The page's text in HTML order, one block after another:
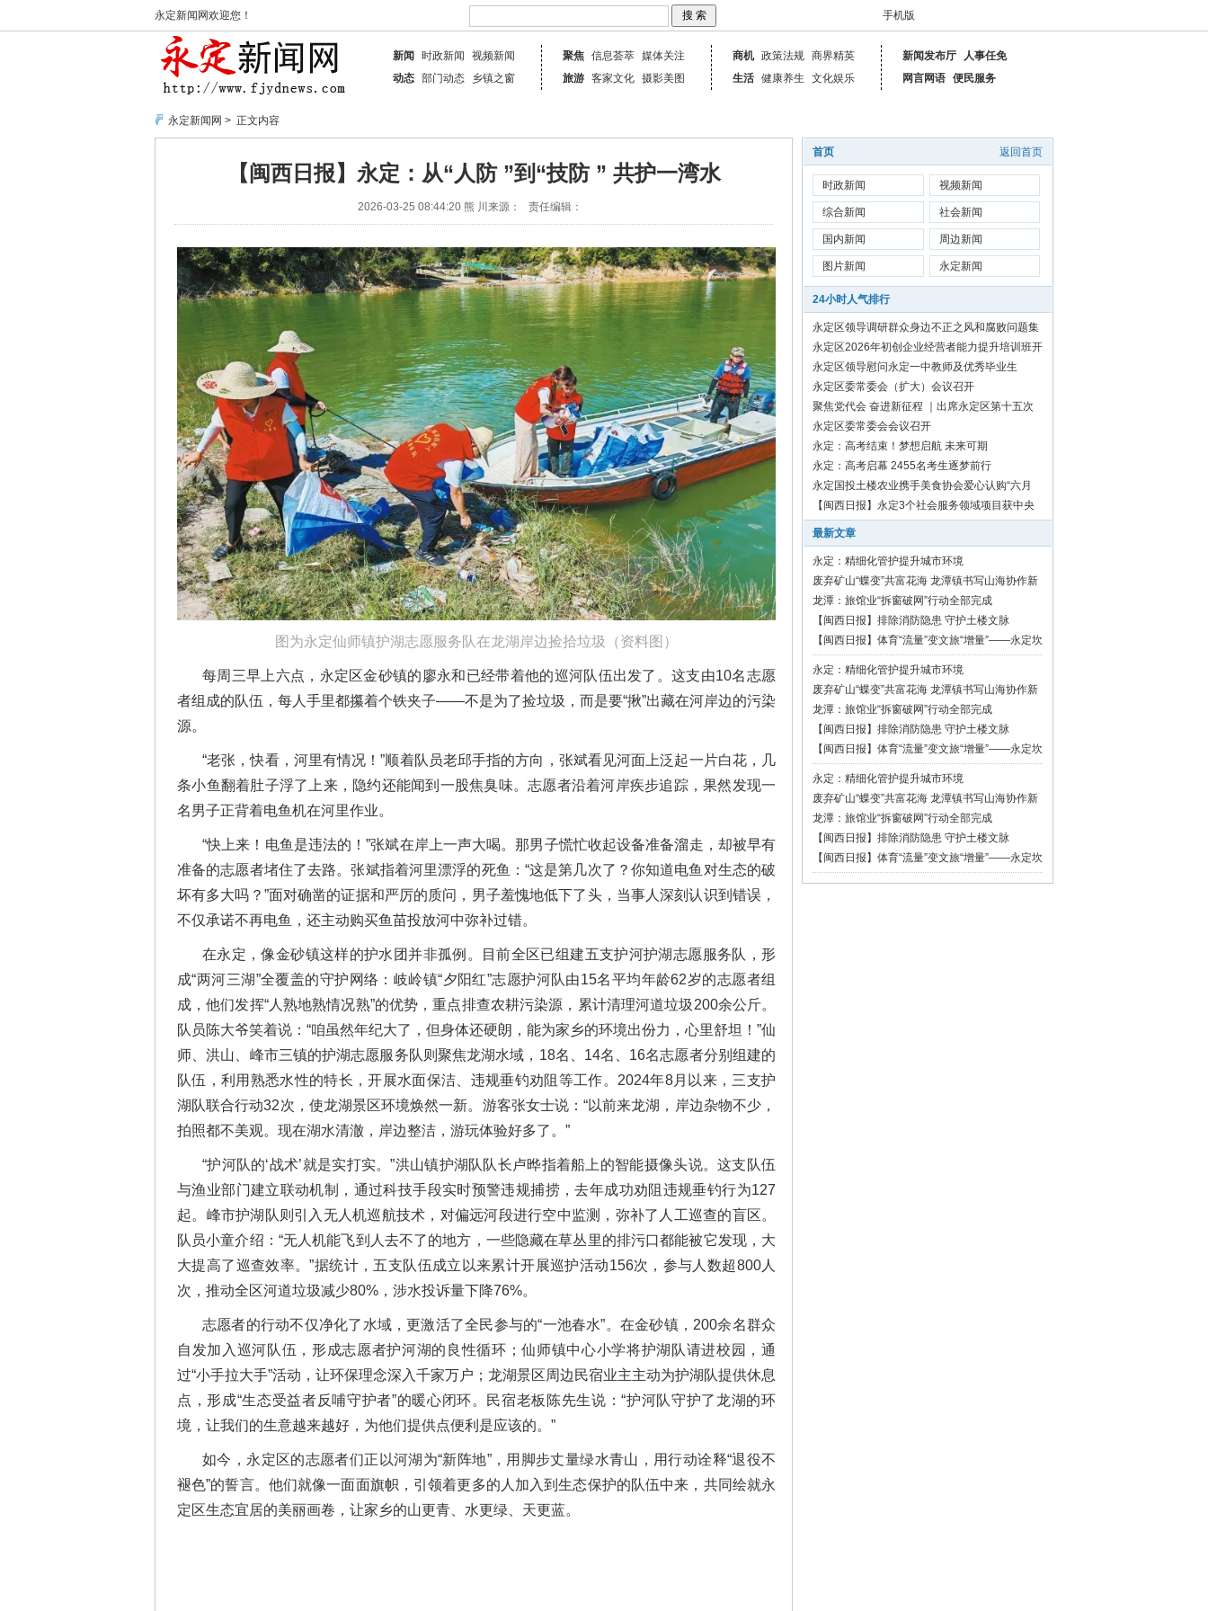
永定新闻网欢迎您！ 手机版
新闻 时政新闻
视频新闻
动态 部门动态 乡镇之窗
聚焦 信息荟萃 媒体关注
旅游 客家文化 摄影美图
商机 政策法规 商界精英
生活 健康养生 文化娱乐
新闻发布厅
人事任免
网言网语 便民服务
永定新闻网 > 正文内容
【闽西日报】永定：从“人防 ”到“技防 ” 共护一湾水
2026-03-25 08:44:20 熊 川 来源： 责任编辑：
图为永定仙师镇护湖志愿服务队在龙湖岸边捡拾垃圾（资料图）
每周三早上六点，永定区金砂镇的廖永和已经带着他的巡河队伍出发了。这支由10名志愿
者组成的队伍，每人手里都攥着个铁夹子——不是为了捡垃圾，而是要“揪”出藏在河岸边的污染
源。
“老张，快看，河里有情况！”顺着队员老邱手指的方向，张斌看见河面上泛起一片白花，几
条小鱼翻着肚子浮了上来，隐约还能闻到一股焦臭味。志愿者沿着河岸疾步追踪，果然发现一
名男子正背着电鱼机在河里作业。
“快上来！电鱼是违法的！”张斌在岸上一声大喝。那男子慌忙收起设备准备溜走，却被早有
准备的志愿者堵住了去路。张斌指着河里漂浮的死鱼：“这是第几次了？你知道电鱼对生态的破
坏有多大吗？”面对确凿的证据和严厉的质问，男子羞愧地低下了头，当事人深刻认识到错误，
不仅承诺不再电鱼，还主动购买鱼苗投放河中弥补过错。
在永定，像金砂镇这样的护水团并非孤例。目前全区已组建五支护河护湖志愿服务队，形
成“两河三湖”全覆盖的守护网络：岐岭镇“夕阳红”志愿护河队由15名平均年龄62岁的志愿者组
成，他们发挥“人熟地熟情况熟”的优势，重点排查农耕污染源，累计清理河道垃圾200余公斤。
队员陈大爷笑着说：“咱虽然年纪大了，但身体还硬朗，能为家乡的环境出份力，心里舒坦！”仙
师、洪山、峰市三镇的护湖志愿服务队则聚焦龙湖水域，18名、14名、16名志愿者分别组建的
队伍，利用熟悉水性的特长，开展水面保洁、违规垂钓劝阻等工作。2024年8月以来，三支护
湖队联合行动32次，使龙湖景区环境焕然一新。游客张女士说：“以前来龙湖，岸边杂物不少，
拍照都不美观。现在湖水清澈，岸边整洁，游玩体验好多了。”
“护河队的‘战术’就是实打实。”洪山镇护湖队队长卢晔指着船上的智能摄像头说。这支队伍
与渔业部门建立联动机制，通过科技手段实时预警违规捕捞，去年成功劝阻违规垂钓行为127
起。峰市护湖队则引入无人机巡航技术，对偏远河段进行空中监测，弥补了人工巡查的盲区。
队员小童介绍：“无人机能飞到人去不了的地方，一些隐藏在草丛里的排污口都能被它发现，大
大提高了巡查效率。”据统计，五支队伍成立以来累计开展巡护活动156次，参与人数超800人
次，推动全区河道垃圾减少80%，涉水投诉量下降76%。
志愿者的行动不仅净化了水域，更激活了全民参与的“一池春水”。在金砂镇，200余名群众
自发加入巡河队伍，形成志愿者护河湖的良性循环；仙师镇中心小学将护湖队请进校园，通
过“小手拉大手”活动，让环保理念深入千家万户；龙湖景区周边民宿业主主动为护湖队提供休息
点，形成“生态受益者反哺守护者”的暖心闭环。民宿老板陈先生说：“护河队守护了龙湖的环
境，让我们的生意越来越好，为他们提供点便利是应该的。”
如今，永定区的志愿者们正以河湖为“新阵地”，用脚步丈量绿水青山，用行动诠释“退役不
褪色”的誓言。他们就像一面面旗帜，引领着更多的人加入到生态保护的队伍中来，共同绘就永
定区生态宜居的美丽画卷，让家乡的山更青、水更绿、天更蓝。
返回首页
首页
时政新闻 视频新闻
综合新闻 社会新闻
国内新闻 周边新闻
图片新闻 永定新闻
24小时人气排行
永定区领导调研群众身边不正之风和腐败问题集
中整治工作
永定区2026年初创企业经营者能力提升培训班开
始报名啦！
永定区领导慰问永定一中教师及优秀毕业生
永定区委常委会（扩大）会议召开
聚焦党代会 奋进新征程 ｜出席永定区第十五次
党代会代表向大会报到
永定区委常委会会议召开
永定：高考结束！梦想启航 未来可期
永定：高考启幕 2455名考生逐梦前行
永定国投土楼农业携手美食协会爱心认购“六月
红”芋1500斤
【闽西日报】永定3个社会服务领域项目获中央
资金补助
最新文章
永定：精细化管护提升城市环境
废弃矿山“蝶变”共富花海 龙潭镇书写山海协作新
篇章
龙潭：旅馆业“拆窗破网”行动全部完成
【闽西日报】排除消防隐患 守护土楼文脉
【闽西日报】体育“流量”变文旅“增量”——永定坎
永定：精细化管护提升城市环境
废弃矿山“蝶变”共富花海 龙潭镇书写山海协作新
篇章
龙潭：旅馆业“拆窗破网”行动全部完成
【闽西日报】排除消防隐患 守护土楼文脉
【闽西日报】体育“流量”变文旅“增量”——永定坎
永定：精细化管护提升城市环境
废弃矿山“蝶变”共富花海 龙潭镇书写山海协作新
篇章
龙潭：旅馆业“拆窗破网”行动全部完成
【闽西日报】排除消防隐患 守护土楼文脉
【闽西日报】体育“流量”变文旅“增量”——永定坎